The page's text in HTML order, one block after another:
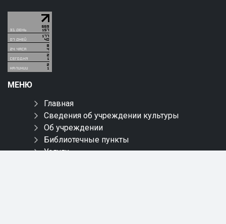
МЕНЮ
Главная
Сведения об учреждении культуры
Об учреждении
Библиотечные пункты
Услуги